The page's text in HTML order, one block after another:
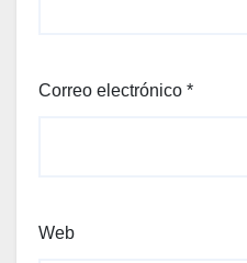
Correo electrónico *
Web